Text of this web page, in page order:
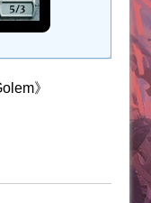
》